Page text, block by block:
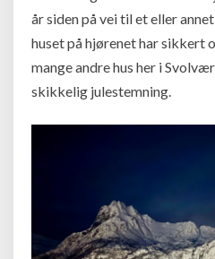
år siden på vei til et eller
huset på hjørenet har sikkert
mange andre hus her i
skikkelig julestemning.